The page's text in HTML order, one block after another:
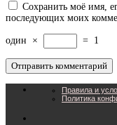
Сохранить моё имя,
последующих моих
один × = 1
Правила и
Политика